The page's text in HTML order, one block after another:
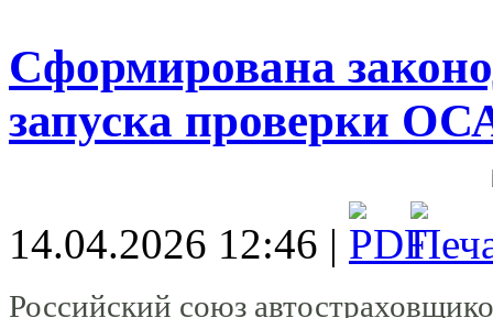
Сформирована
запуска проверки
14.04.2026 12:46 |
Российский союз